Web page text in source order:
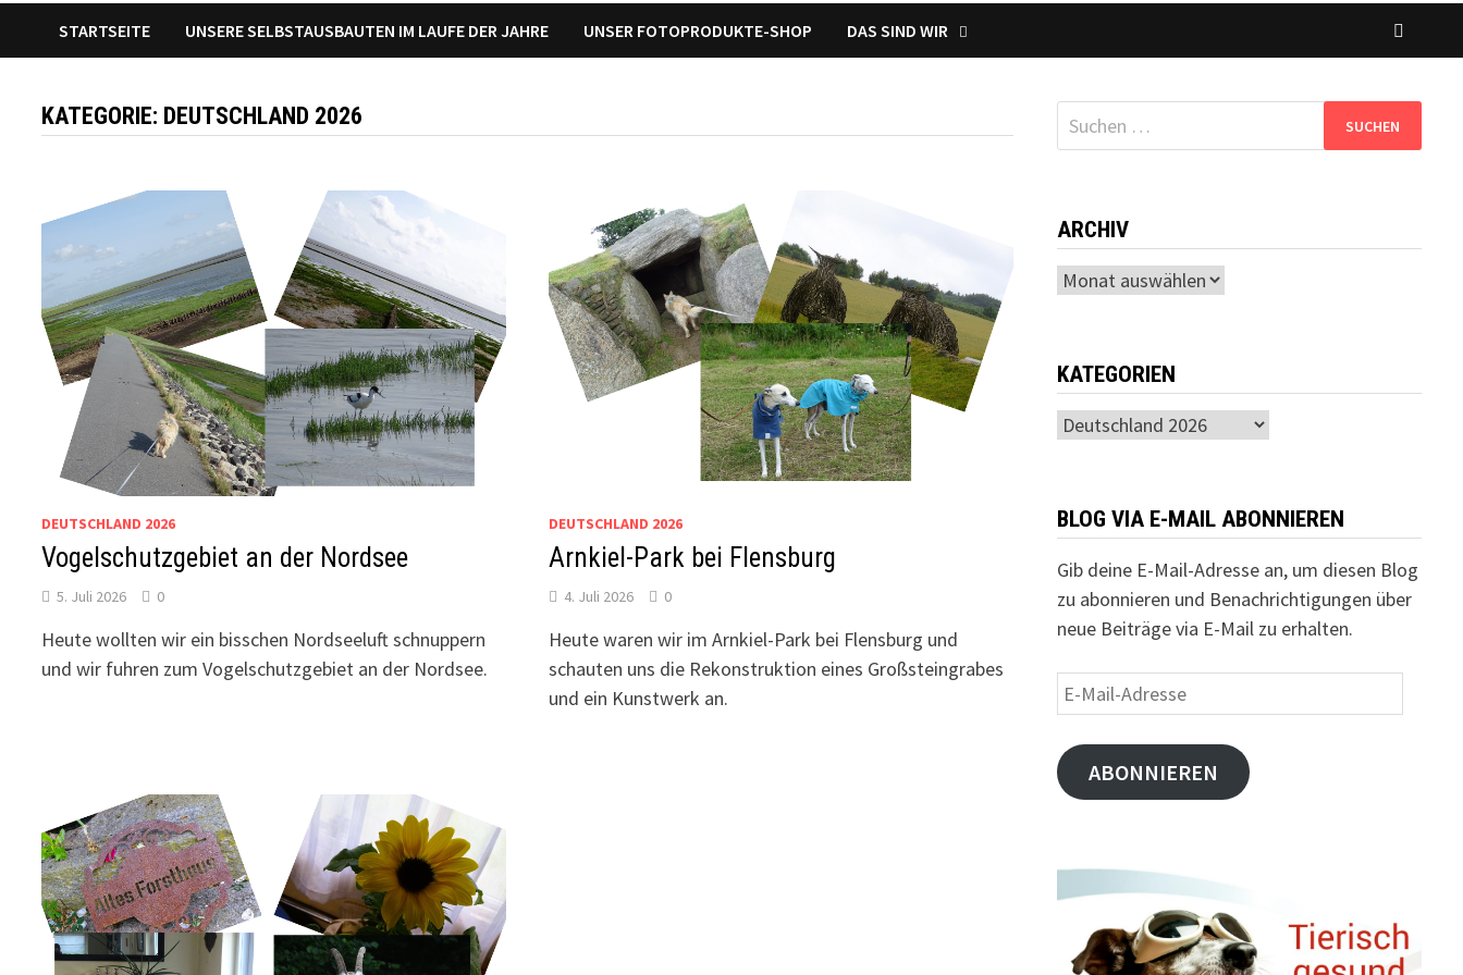
STARTSEITE UNSERE SELBSTAUSBAUTEN IM LAUFE DER JAHRE UNSER FOTOPRODUKTE-SHOP DAS SIND WIR
KATEGORIE: DEUTSCHLAND 2026
DEUTSCHLAND 2026
Vogelschutzgebiet an der Nordsee
5. Juli 2026 0
Heute wollten wir ein bisschen Nordseeluft schnuppern
und wir fuhren zum Vogelschutzgebiet an der Nordsee.
DEUTSCHLAND 2026
Arnkiel-Park bei Flensburg
4. Juli 2026 0
Heute waren wir im Arnkiel-Park bei Flensburg und
schauten uns die Rekonstruktion eines Großsteingrabes
und ein Kunstwerk an.
Suchen
nach:
ARCHIV
Archiv
KATEGORIEN
Kategorien
BLOG VIA E-MAIL ABONNIEREN
Gib deine E-Mail-Adresse an, um diesen Blog
zu abonnieren und Benachrichtigungen über
neue Beiträge via E-Mail zu erhalten.
E-
Mail-
Adresse
ABONNIEREN